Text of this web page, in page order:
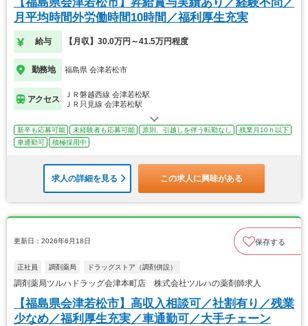
月平均時間外労働時間10時間／福利厚生充実
給与 【月収】30.0万円～41.5万円程度
勤務地 福島県 会津若松市
アクセス
ＪＲ磐越西線 会津若松駅
ＪＲ只見線 会津若松駅
新卒も応募可能 未経験者も応募可能 原則、引越しを伴う転勤なし
残業月10ｈ以下
車通勤可
積極採用中
求人の詳細を見る この求人に興味がある
更新日：2026年6月18日 保存する
正社員 調剤薬局 ドラッグストア（調剤併設）
調剤薬局ツルハドラッグ会津本町店 株式会社ツルハの薬剤師求人
【福島県会津若松市】高収入相談可／社割有り／残業
少なめ／福利厚生充実／車通勤可／大手チェーン